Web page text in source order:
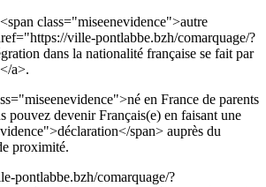
class="miseenevidence">autre
ville-pontlabbe.bzh/comarquage/?
dans la nationalité française se fait par
a>.
en France de parents
pouvez devenir Français(e) en faisant une
span> auprès du
proximité.
pontlabbe.bzh/comarquage/?